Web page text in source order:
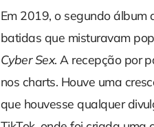
Em 2019, o segundo álbum
batidas que misturavam
Cyber Sex. A recepção por
nos charts. Houve uma
que houvesse qualquer